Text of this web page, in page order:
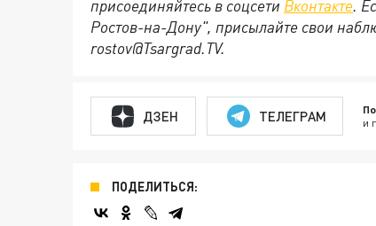
присоединяйтесь в соцсети Вконтакте.
Ростов-на-Дону", присылайте свои
rostov@Tsargrad.ТV.
ДЗЕН ТЕЛЕГРАМ и
ПОДЕЛИТЬСЯ: